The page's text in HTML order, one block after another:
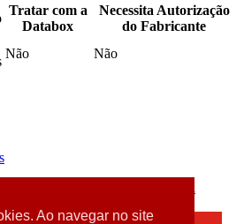
Ao navegar no site
Tratar com a
Databox
Necessita Autorização
do Fabricante
Não Não